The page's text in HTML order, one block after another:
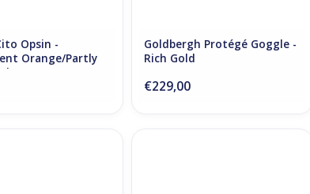
Opsin -
Orange/Partly
Orange
Goldbergh Protégé Goggle -
Rich Gold
€229,00